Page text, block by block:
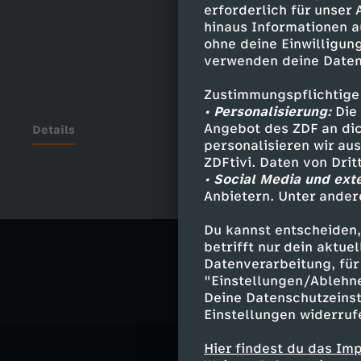
erforderlich für unser
hinaus Informationen
ohne deine
verwenden deine
• Personalisierung:Die
Angebot des ZDF an
personalisieren wir
ZDFtivi. Daten von
• Social Media und
Anbietern. Unter
Du kannst
betrifft nur dein
Datenverarbeitung,
"Einstellungen/
Deine
Einstellungen
Hier findest du das
Details
Ähnliche
Comedy